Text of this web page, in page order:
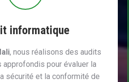
informatique
, nous réalisons des audits
approfondis pour évaluer la
sécurité et la conformité de